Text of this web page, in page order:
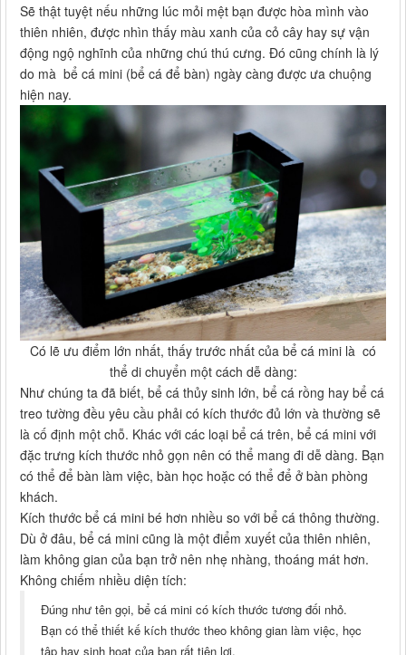
Sẽ thật tuyệt nếu những lúc mỏi mệt bạn được hòa mình vào
thiên nhiên, được nhìn thấy màu xanh của cỏ cây hay sự vận
động ngộ nghĩnh của những chú thú cưng. Đó cũng chính là lý
do mà bể cá mini (bể cá để bàn) ngày càng được ưa chuộng
hiện nay.
Có lẽ ưu điểm lớn nhất, thấy trước nhất của bể cá mini là có
thể di chuyển một cách dễ dàng:
Như chúng ta đã biết, bể cá thủy sinh lớn, bể cá rồng hay bể cá
treo tường đều yêu cầu phải có kích thước đủ lớn và thường sẽ
là cố định một chỗ. Khác với các loại bể cá trên, bể cá mini với
đặc trưng kích thước nhỏ gọn nên có thể mang đi dễ dàng. Bạn
có thể để bàn làm việc, bàn học hoặc có thể để ở bàn phòng
khách.
Kích thước bể cá mini bé hơn nhiều so với bể cá thông thường.
Dù ở đâu, bể cá mini cũng là một điểm xuyết của thiên nhiên,
làm không gian của bạn trở nên nhẹ nhàng, thoáng mát hơn.
Không chiếm nhiều diện tích:
Đúng như tên gọi, bể cá mini có kích thước tương đối nhỏ.
Bạn có thể thiết kế kích thước theo không gian làm việc, học
tập hay sinh hoạt của bạn rất tiện lợi.